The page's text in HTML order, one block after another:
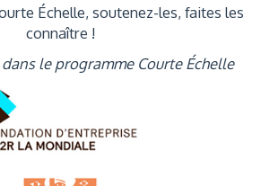
Échelle, soutenez-les, faites les
connaître !
le programme Courte Échelle